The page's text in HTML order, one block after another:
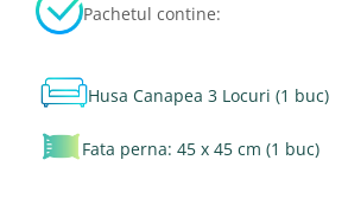
Pachetul contine:
Husa Canapea 3 Locuri (1 buc)
Fata perna: 45 x 45 cm (1 buc)